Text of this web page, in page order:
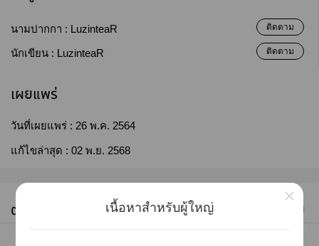
นามปากกา : LuzinteaR ติดตาม
นักเขียน : LuzinteaR ติดตาม
เผยแพร่
วันที่เผยแพร่ : 26 พ.ค. 2564
แก้ไขล่าสุด : 02 พ.ย. 2568
ตอนทั้งหมด (11) เก่าไปใหม่
ซื้อทุกตอน
เนื้อหาสำหรับผู้ใหญ่
×